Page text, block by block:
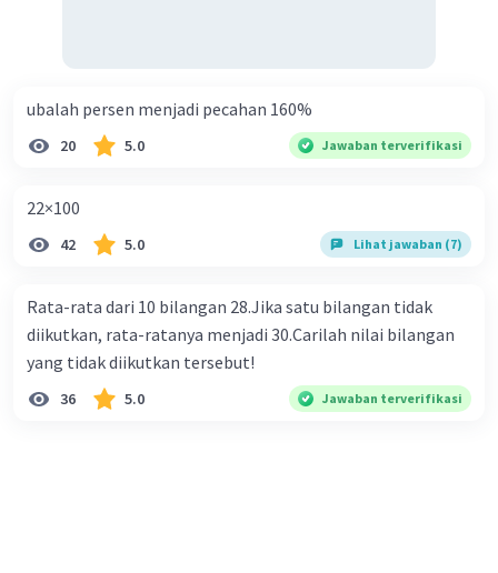
ubalah persen menjadi pecahan 160%
20 5.0 Jawaban terverifikasi
22×100
42 5.0 Lihat jawaban (7)
Rata-rata dari 10 bilangan 28.Jika satu bilangan tidak
diikutkan, rata-ratanya menjadi 30.Carilah nilai bilangan
yang tidak diikutkan tersebut!
36 5.0 Jawaban terverifikasi